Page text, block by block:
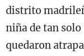
distrito
niña de tan solo
quedaron